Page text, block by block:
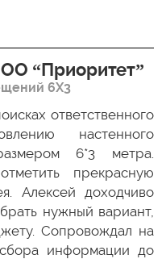
“Приоритет”
6Х3
ответственного
настенного
6*3 метра.
прекрасную
Алексей доходчиво
нужный вариант,
Сопровождал на
информации до